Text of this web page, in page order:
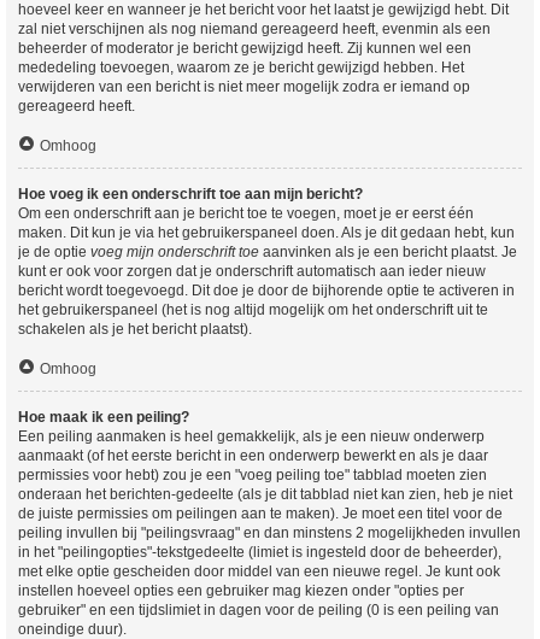
hoeveel keer en wanneer je het bericht voor het laatst je gewijzigd hebt. Dit
zal niet verschijnen als nog niemand gereageerd heeft, evenmin als een
beheerder of moderator je bericht gewijzigd heeft. Zij kunnen wel een
mededeling toevoegen, waarom ze je bericht gewijzigd hebben. Het
verwijderen van een bericht is niet meer mogelijk zodra er iemand op
gereageerd heeft.
Omhoog
Hoe voeg ik een onderschrift toe aan mijn bericht?
Om een onderschrift aan je bericht toe te voegen, moet je er eerst één
maken. Dit kun je via het gebruikerspaneel doen. Als je dit gedaan hebt, kun
je de optie voeg mijn onderschrift toe aanvinken als je een bericht plaatst. Je
kunt er ook voor zorgen dat je onderschrift automatisch aan ieder nieuw
bericht wordt toegevoegd. Dit doe je door de bijhorende optie te activeren in
het gebruikerspaneel (het is nog altijd mogelijk om het onderschrift uit te
schakelen als je het bericht plaatst).
Omhoog
Hoe maak ik een peiling?
Een peiling aanmaken is heel gemakkelijk, als je een nieuw onderwerp
aanmaakt (of het eerste bericht in een onderwerp bewerkt en als je daar
permissies voor hebt) zou je een "voeg peiling toe" tabblad moeten zien
onderaan het berichten-gedeelte (als je dit tabblad niet kan zien, heb je niet
de juiste permissies om peilingen aan te maken). Je moet een titel voor de
peiling invullen bij "peilingsvraag" en dan minstens 2 mogelijkheden invullen
in het "peilingopties"-tekstgedeelte (limiet is ingesteld door de beheerder),
met elke optie gescheiden door middel van een nieuwe regel. Je kunt ook
instellen hoeveel opties een gebruiker mag kiezen onder "opties per
gebruiker" en een tijdslimiet in dagen voor de peiling (0 is een peiling van
oneindige duur).